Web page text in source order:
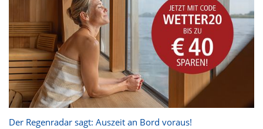
Der Regenradar sagt: Auszeit an Bord voraus!